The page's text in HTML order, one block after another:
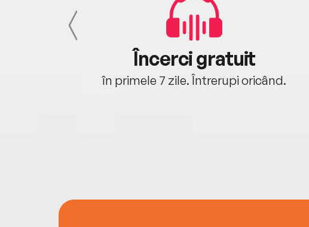
Încerci gratuit
în primele 7 zile. Întrerupi oricând.